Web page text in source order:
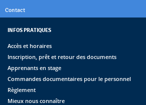
Contact
INFOS PRATIQUES
Accès et horaires
Inscription, prêt et retour des documents
Apprenants en stage
Commandes documentaires pour le personnel
Règlement
Mieux nous connaître